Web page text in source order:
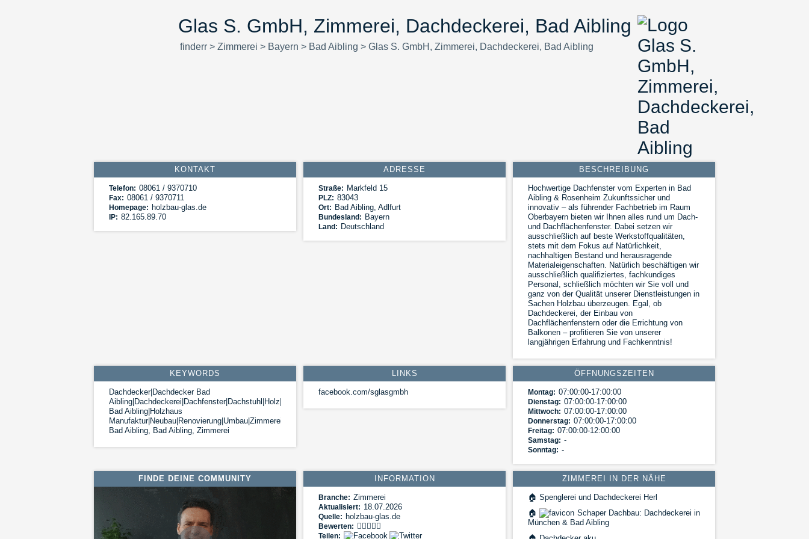
Glas S. GmbH, Zimmerei, Dachdeckerei, Bad Aibling
finderr> Zimmerei > Bayern > Bad Aibling > Glas S. GmbH, Zimmerei, Dachdeckerei, Bad Aibling
KONTAKT
Telefon: 08061 / 9370710
Fax: 08061 / 9370711
Homepage: holzbau-glas.de
IP: 82.165.89.70
ADRESSE
Straße: Markfeld 15
PLZ: 83043
Ort: Bad Aibling, Adlfurt
Bundesland: Bayern
Land: Deutschland
BESCHREIBUNG
Hochwertige Dachfenster vom Experten in Bad
Aibling & Rosenheim Zukunftssicher und
innovativ – als führender Fachbetrieb im Raum
Oberbayern bieten wir Ihnen alles rund um Dach-
und Dachflächenfenster. Dabei setzen wir
ausschließlich auf beste Werkstoffqualitäten,
stets mit dem Fokus auf Natürlichkeit,
nachhaltigen Bestand und herausragende
Materialeigenschaften. Natürlich beschäftigen wir
ausschließlich qualifiziertes, fachkundiges
Personal, schließlich möchten wir Sie voll und
ganz von der Qualität unserer Dienstleistungen in
Sachen Holzbau überzeugen. Egal, ob
Dachdeckerei, der Einbau von
Dachflächenfenstern oder die Errichtung von
Balkonen – profitieren Sie von unserer
langjährigen Erfahrung und Fachkenntnis!
KEYWORDS
Dachdecker|Dachdecker Bad
Aibling|Dachdeckerei|Dachfenster|Dachstuhl|Holz|Holzbau|Holzhaus|Holzhaus
Bad Aibling|Holzhaus
Manufaktur|Neubau|Renovierung|Umbau|Zimmerei|Zimmerei
Bad Aibling, Bad Aibling, Zimmerei
LINKS
facebook.com/sglasgmbh
ÖFFNUNGSZEITEN
Montag: 07:00:00-17:00:00
Dienstag: 07:00:00-17:00:00
Mittwoch: 07:00:00-17:00:00
Donnerstag: 07:00:00-17:00:00
Freitag: 07:00:00-12:00:00
Samstag: -
Sonntag: -
FINDE DEINE COMMUNITY INFORMATION
Branche: Zimmerei
Aktualisiert: 18.07.2026
Quelle: holzbau-glas.de
Bewerten:
Teilen:
ZIMMEREI IN DER NÄHE
🏠 Spenglerei und Dachdeckerei Herl
🏠
Schaper Dachbau: Dachdeckerei in
München & Bad Aibling